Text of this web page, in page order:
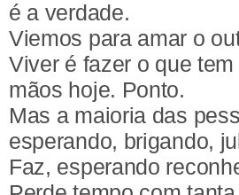
é a verdade.
Viemos para amar o
Viver é fazer o que
mãos hoje. Ponto.
Mas a maioria das
esperando, brigando,
Faz, esperando